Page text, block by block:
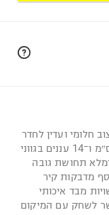
חלומי ועדין לחדר
סט מהמם הכולל 5 כדורים פורחים בגובה 30 ס״מ ו־14 עננים בגווני
תחושת גובה
מדבקות קיר
מבד איכותי
לשחק עם המיקום